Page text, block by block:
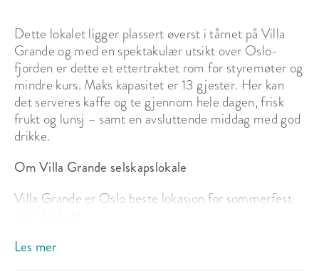
Dette lokalet ligger plassert øverst i tårnet på Villa
Grande og med en spektakulær utsikt over Oslo-
fjorden er dette et ettertraktet rom for styremøter og
mindre kurs. Maks kapasitet er 13 gjester. Her kan
det serveres kaffe og te gjennom hele dagen, frisk
frukt og lunsj – samt en avsluttende middag med god
drikke.
Om Villa Grande selskapslokale
Villa Grande er Oslo beste lokasjon for sommerfest
Villa Grande Selskapslokale ligger rett ved Huk på
Bygdøy. Lokalet består av flere rom som kan leies og
Les mer